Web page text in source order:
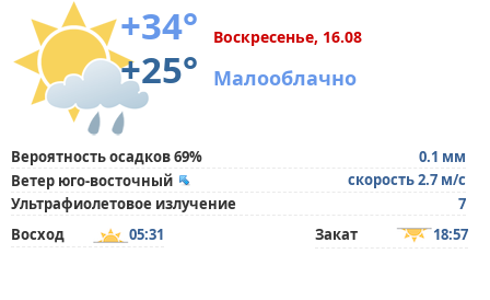
+34°
+25°
Воскресенье, 16.08
Малооблачно
Вероятность осадков 69%
0.1 мм
Ветер юго-восточный
скорость 2.7 м/с
Ультрафиолетовое излучение
7
Восход
05:31 Закат 18:57